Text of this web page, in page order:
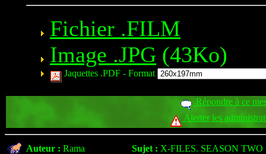
Fichier .FILM
Image .JPG (43Ko)
Jaquettes .PDF - Format
Répondre à ce
Alerter les
Auteur : Rama Sujet : X-FILES. SEASON TWO